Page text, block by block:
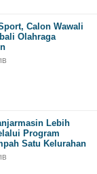
Calon Wawali
Olahraga
Lebih
Program
Satu Kelurahan